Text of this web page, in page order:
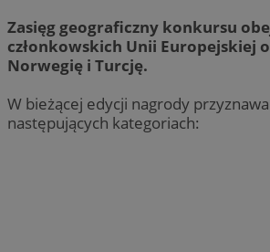
Zasięg geograficzny konkursu
członkowskich Unii Europejskiej
Norwegię i Turcję.
W bieżącej edycji nagrody
następujących kategoriach: